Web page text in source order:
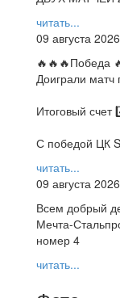
читать...
09 августа 2026
🔥🔥🔥Победа
Доиграли
Итоговый счет
С победой ЦК
читать...
09 августа 2026
Всем добрый
Мечта-
номер 4
читать...